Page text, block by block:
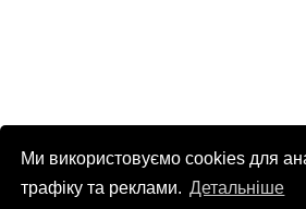
Ми використовуємо cookies для
трафіку та реклами. Детальніше
© Патріоти України 2026
Правова